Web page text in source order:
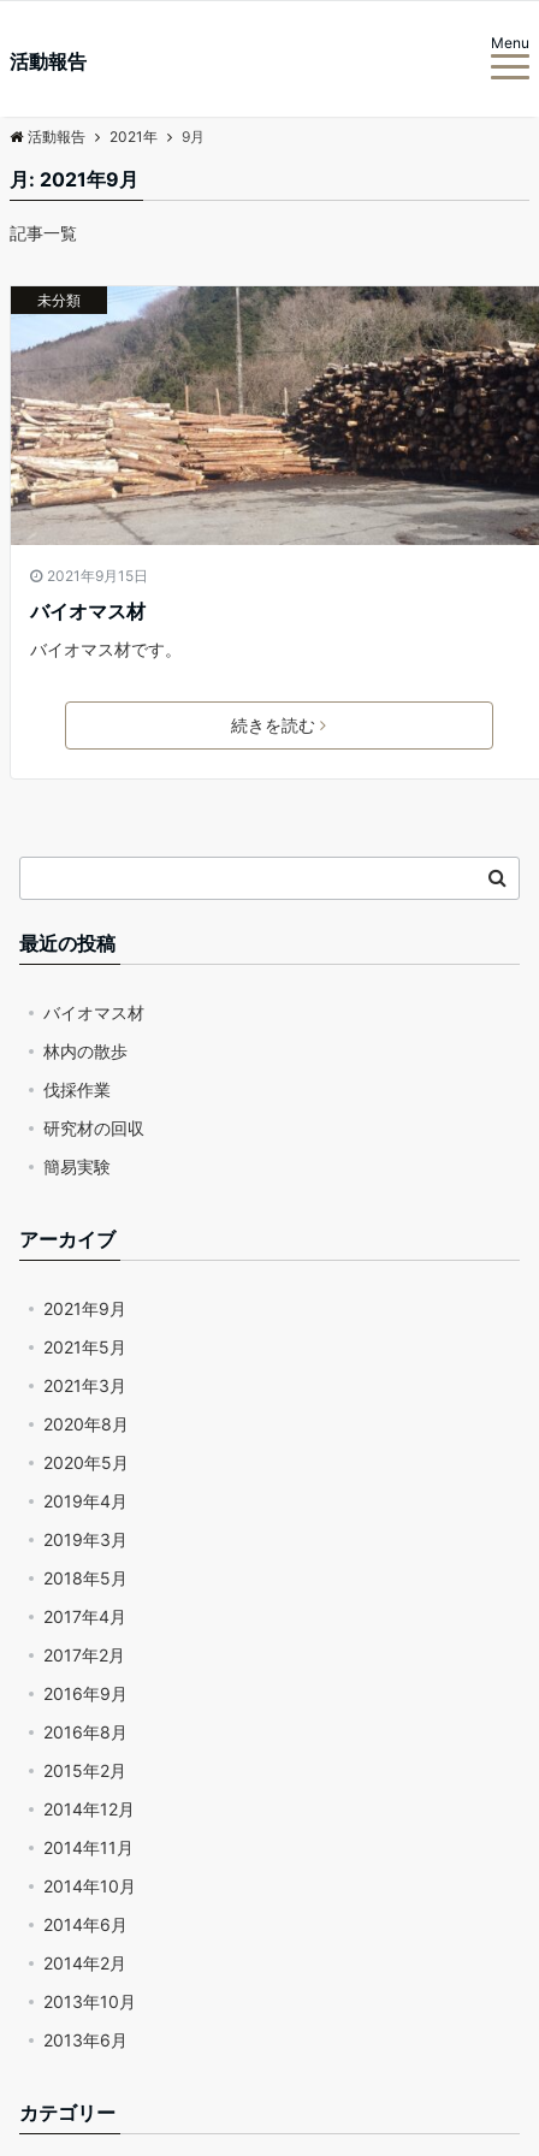
活動報告
Menu
活動報告 2021年 9月
月: 2021年9月
記事一覧
未分類
2021年9月15日
バイオマス材
バイオマス材です。
続きを読む
最近の投稿
バイオマス材
林内の散歩
伐採作業
研究材の回収
簡易実験
アーカイブ
2021年9月
2021年5月
2021年3月
2020年8月
2020年5月
2019年4月
2019年3月
2018年5月
2017年4月
2017年2月
2016年9月
2016年8月
2015年2月
2014年12月
2014年11月
2014年10月
2014年6月
2014年2月
2013年10月
2013年6月
カテゴリー